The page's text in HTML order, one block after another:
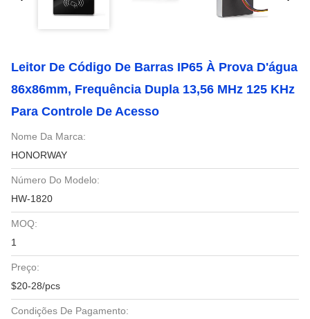
Leitor De Código De Barras IP65 À Prova D'água
86x86mm, Frequência Dupla 13,56 MHz 125 KHz
Para Controle De Acesso
Nome Da Marca:
HONORWAY
Número Do Modelo:
HW-1820
MOQ:
1
Preço:
$20-28/pcs
Condições De Pagamento: